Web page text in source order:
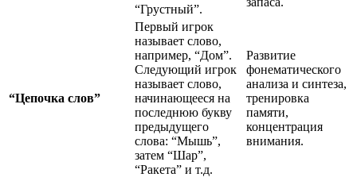
“Грустный”.
“Цепочка слов”
Первый игрок
называет слово,
например, “Дом”.
Следующий игрок
называет слово,
начинающееся на
последнюю букву
предыдущего
слова: “Мышь”,
затем “Шар”,
“Ракета” и т.д.
Развитие
фонематического
анализа и синтеза,
тренировка
памяти,
концентрация
внимания.